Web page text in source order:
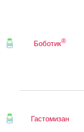
Боботик®
Гастомизан